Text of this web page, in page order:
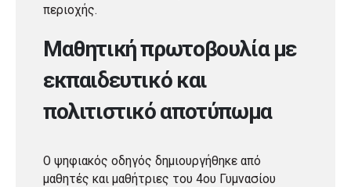
περιοχής.
Μαθητική πρωτοβουλία με
εκπαιδευτικό και
πολιτιστικό αποτύπωμα
Ο ψηφιακός οδηγός δημιουργήθηκε από
μαθητές και μαθήτριες του 4ου Γυμνασίου